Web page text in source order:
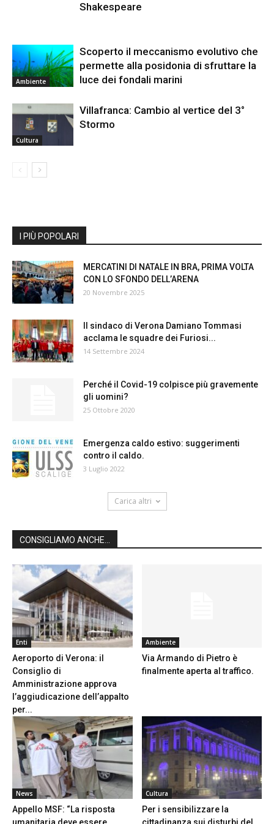
Shakespeare
Ambiente
Scoperto il meccanismo evolutivo che
permette alla posidonia di sfruttare la
luce dei fondali marini
Cultura
Villafranca: Cambio al vertice del 3°
Stormo
I PIÙ POPOLARI
MERCATINI DI NATALE IN BRA, PRIMA VOLTA
CON LO SFONDO DELL’ARENA
20 Novembre 2025
Il sindaco di Verona Damiano Tommasi
acclama le squadre dei Furiosi...
14 Settembre 2024
Perché il Covid-19 colpisce più gravemente
gli uomini?
25 Ottobre 2020
Emergenza caldo estivo: suggerimenti
contro il caldo.
3 Luglio 2022
Carica altri
CONSIGLIAMO ANCHE...
Enti
Aeroporto di Verona: il
Consiglio di
Amministrazione approva
l’aggiudicazione dell’appalto
per...
Ambiente
Via Armando di Pietro è
finalmente aperta al traffico.
News
Appello MSF: “La risposta
Cultura
Per i sensibilizzare la